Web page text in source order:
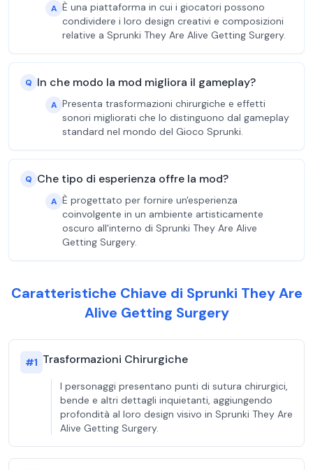
A È una piattaforma in cui i giocatori possono
condividere i loro design creativi e composizioni
relative a Sprunki They Are Alive Getting Surgery.
Q In che modo la mod migliora il gameplay?
A Presenta trasformazioni chirurgiche e effetti
sonori migliorati che lo distinguono dal gameplay
standard nel mondo del Gioco Sprunki.
Q Che tipo di esperienza offre la mod?
A È progettato per fornire un'esperienza
coinvolgente in un ambiente artisticamente
oscuro all'interno di Sprunki They Are Alive
Getting Surgery.
Caratteristiche Chiave di Sprunki They Are
Alive Getting Surgery
#1 Trasformazioni Chirurgiche
I personaggi presentano punti di sutura chirurgici,
bende e altri dettagli inquietanti, aggiungendo
profondità al loro design visivo in Sprunki They Are
Alive Getting Surgery.